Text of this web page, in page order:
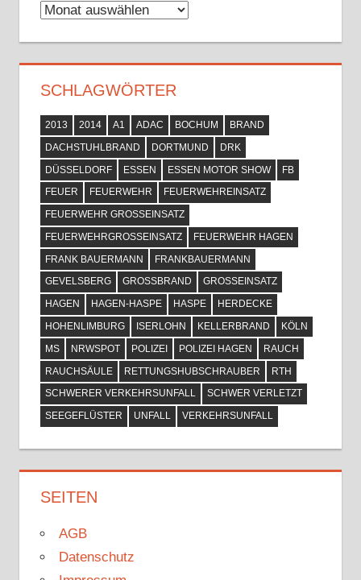
Archiv
SCHLAGWÖRTER
2013 2014 A1 ADAC BOCHUM
BRAND
DACHSTUHLBRAND
DORTMUND
DRK
DÜSSELDORF
ESSEN ESSEN MOTOR SHOW
FB
FEUER
FEUERWEHR
FEUERWEHREINSATZ
FEUERWEHR GROSSEINSATZ
FEUERWEHRGROSSEINSATZ
FEUERWEHR HAGEN
FRANK BAUERMANN
FRANKBAUERMANN
GEVELSBERG
GROSSBRAND
GROSSEINSATZ
HAGEN
HAGEN-HASPE HASPE
HERDECKE
HOHENLIMBURG
ISERLOHN KELLERBRAND
KÖLN
MS
NRWSPOT POLIZEI POLIZEI HAGEN
RAUCH
RAUCHSÄULE
RETTUNGSHUBSCHRAUBER
RTH
SCHWERER VERKEHRSUNFALL
SCHWER VERLETZT
SEEGEFLÜSTER
UNFALL VERKEHRSUNFALL
SEITEN
AGB
Datenschutz